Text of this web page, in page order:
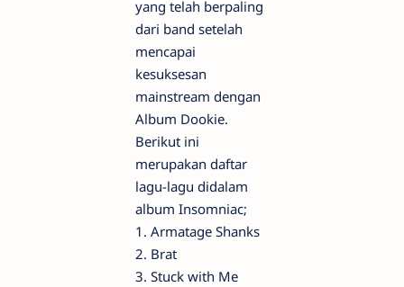
yang telah berpaling
dari band setelah
mencapai
kesuksesan
mainstream dengan
Album Dookie.
Berikut ini
merupakan daftar
lagu-lagu didalam
album Insomniac;
1. Armatage Shanks
2. Brat
3. Stuck with Me